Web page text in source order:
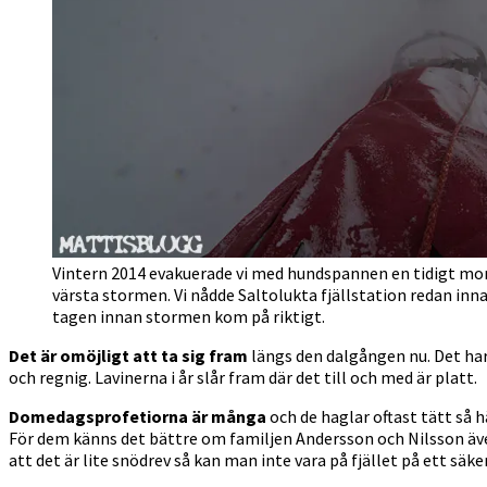
Vintern 2014 evakuerade vi med hundspannen en tidigt
värsta stormen. Vi nådde Saltolukta fjällstation redan
tagen innan stormen kom på riktigt.
Det är omöjligt att ta sig fram längs den dalgången nu. Det
och regnig. Lavinerna i år slår fram där det till och med är platt.
Domedagsprofetiorna är många och de haglar oftast tätt så
För dem känns det bättre om familjen Andersson och Nilsson
att det är lite snödrev så kan man inte vara på fjället på ett